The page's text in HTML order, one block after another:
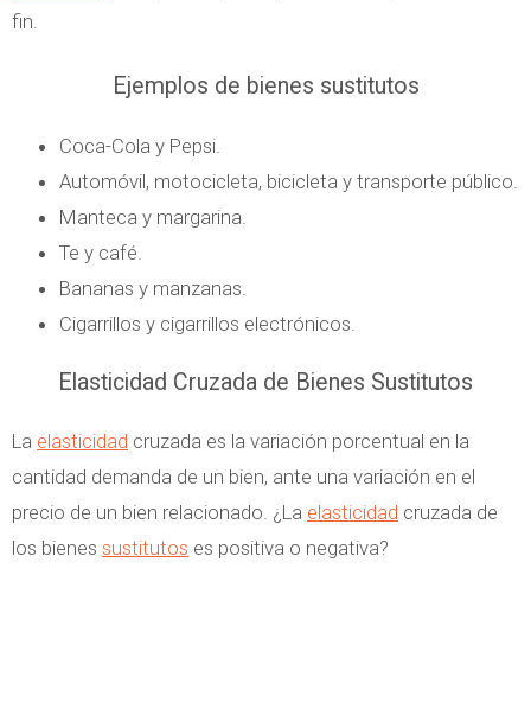
fin.
Ejemplos de bienes sustitutos
Coca-Cola y Pepsi.
Automóvil, motocicleta, bicicleta y transporte público.
Manteca y margarina.
Te y café.
Bananas y manzanas.
Cigarrillos y cigarrillos electrónicos.
Elasticidad Cruzada de Bienes Sustitutos
La elasticidad cruzada es la variación porcentual en la
cantidad demanda de un bien, ante una variación en el
precio de un bien relacionado. ¿La elasticidad cruzada de
los bienes sustitutos es positiva o negativa?